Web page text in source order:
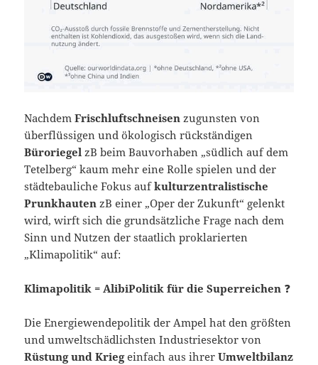
NachdemFrischluftschneisen zugunsten von
überflüssigen und ökologisch rückständigen
Büroriegel zB beim Bauvorhaben „südlich auf dem
Tetelberg“ kaum mehr eine Rolle spielen und der
städtebauliche Fokus aufkulturzentralistische
Prunkhauten zB einer „Oper der Zukunft“ gelenkt
wird, wirft sich die grundsätzliche Frage nach dem
Sinn und Nutzen der staatlich proklarierten
„Klimapolitik“ auf:
Klimapolitik = AlibiPolitik für die Superreichen ❓
Die Energiewendepolitik der Ampel hat den größten
und umweltschädlichsten Industriesektor von
Rüstung und Kriegeinfach aus ihrerUmweltbilanz